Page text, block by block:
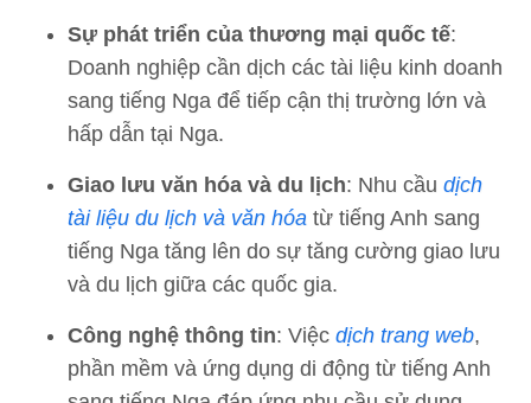
Sự phát triển của thương mại quốc tế:
Doanh nghiệp cần dịch các tài liệu kinh doanh
sang tiếng Nga để tiếp cận thị trường lớn và
hấp dẫn tại Nga.
Giao lưu văn hóa và du lịch: Nhu cầu dịch
tài liệu du lịch và văn hóa từ tiếng Anh sang
tiếng Nga tăng lên do sự tăng cường giao lưu
và du lịch giữa các quốc gia.
Công nghệ thông tin: Việc dịch trang web,
phần mềm và ứng dụng di động từ tiếng Anh